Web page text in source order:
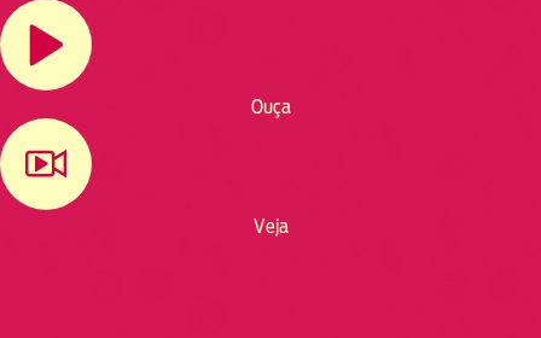
Ouça
Veja